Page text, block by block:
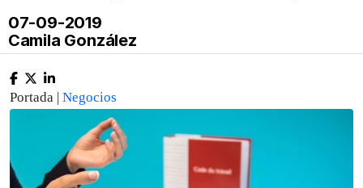
07-09-2019
Camila González
Portada | Negocios